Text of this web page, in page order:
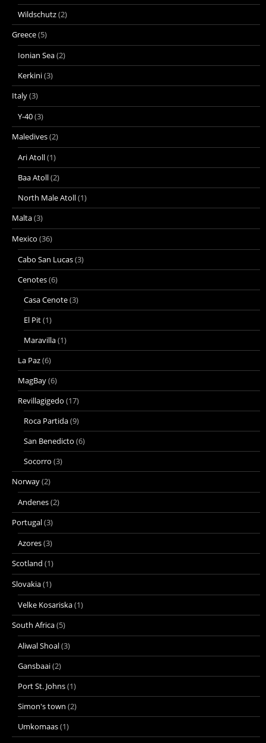
Wildschutz(2)
Greece(5)
Ionian Sea(2)
Kerkini(3)
Italy(3)
Y-40(3)
Maledives(2)
Ari Atoll(1)
Baa Atoll(2)
North Male Atoll(1)
Malta(3)
Mexico (36)
Cabo San Lucas(3)
Cenotes(6)
Casa Cenote(3)
El Pit(1)
Maravilla(1)
La Paz(6)
MagBay(6)
Revillagigedo (17)
Roca Partida(9)
San Benedicto (6)
Socorro (3)
Norway(2)
Andenes(2)
Portugal(3)
Azores(3)
Scotland (1)
Slovakia(1)
Velke Kosariska(1)
South Africa(5)
Aliwal Shoal(3)
Gansbaai(2)
Port St. Johns(1)
Simon's town (2)
Umkomaas(1)